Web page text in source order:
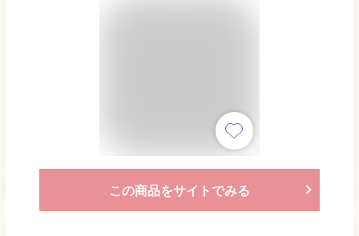
この商品をサイトでみる